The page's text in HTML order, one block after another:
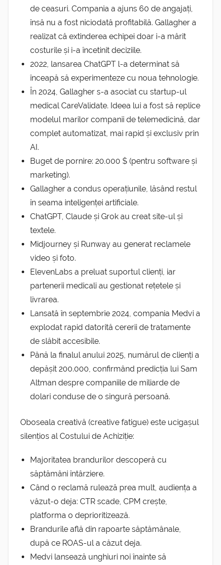
de ceasuri. Compania a ajuns 60 de angajați,
însă nu a fost niciodată profitabilă. Gallagher a
realizat că extinderea echipei doar i-a mărit
costurile și i-a încetinit deciziile.
2022, lansarea ChatGPT l-a determinat să
înceapă să experimenteze cu noua tehnologie.
În 2024, Gallagher s-a asociat cu startup-ul
medical CareValidate. Ideea lui a fost să replice
modelul marilor companii de telemedicină, dar
complet automatizat, mai rapid și exclusiv prin
AI.
Buget de pornire: 20.000 $ (pentru software și
marketing).
Gallagher a condus operațiunile, lăsând restul
în seama inteligenței artificiale.
ChatGPT, Claude și Grok au creat site-ul și
textele.
Midjourney și Runway au generat reclamele
video și foto.
ElevenLabs a preluat suportul clienți, iar
partenerii medicali au gestionat rețetele și
livrarea.
Lansată în septembrie 2024, compania Medvi a
explodat rapid datorită cererii de tratamente
de slăbit accesibile.
Până la finalul anului 2025, numărul de clienți a
depășit 200.000, confirmând predicția lui Sam
Altman despre companiile de miliarde de
dolari conduse de o singură persoană.
Oboseala creativă (creative fatigue) este ucigașul
silențios al Costului de Achiziție:
Majoritatea brandurilor descoperă cu
săptămâni întârziere.
Când o reclamă rulează prea mult, audiența a
văzut-o deja: CTR scade, CPM crește,
platforma o deprioritizează.
Brandurile află din rapoarte săptămânale,
după ce ROAS-ul a căzut deja.
Medvi lansează unghiuri noi înainte să